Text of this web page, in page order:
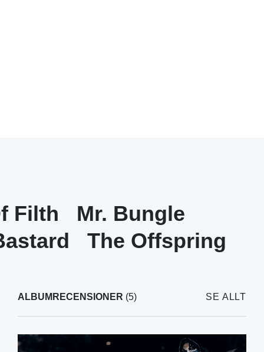
Filth
Mr. Bungle
The Offspring
ALBUMRECENSIONER (5) SE ALLT